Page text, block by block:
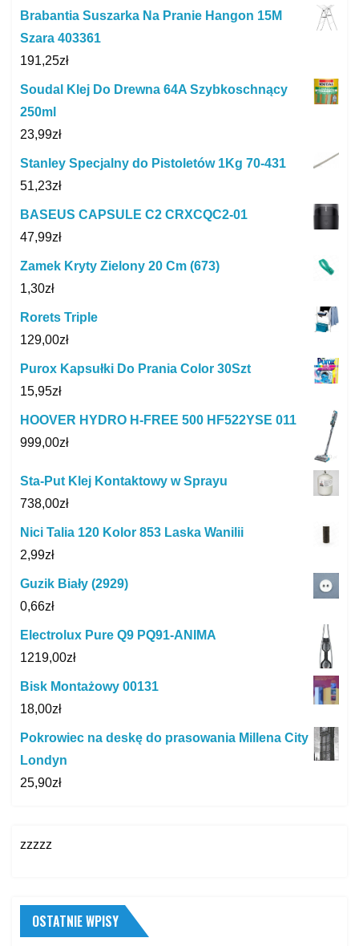
Brabantia Suszarka Na Pranie Hangon 15M
Szara 403361
191,25zł
Soudal Klej Do Drewna 64A Szybkoschnący
250ml
23,99zł
Stanley Specjalny do Pistoletów 1Kg 70-431
51,23zł
BASEUS CAPSULE C2 CRXCQC2-01
47,99zł
Zamek Kryty Zielony 20 Cm (673)
1,30zł
Rorets Triple
129,00zł
Purox Kapsułki Do Prania Color 30Szt
15,95zł
HOOVER HYDRO H-FREE 500 HF522YSE 011
999,00zł
Sta-Put Klej Kontaktowy w Sprayu
738,00zł
Nici Talia 120 Kolor 853 Laska Wanilii
2,99zł
Guzik Biały (2929)
0,66zł
Electrolux Pure Q9 PQ91-ANIMA
1219,00zł
Bisk Montażowy 00131
18,00zł
Pokrowiec na deskę do prasowania Millena City
Londyn
25,90zł
zzzzz
OSTATNIE WPISY